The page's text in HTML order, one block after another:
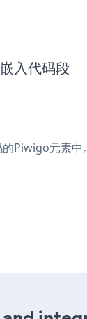
入代码段
Piwigo元素